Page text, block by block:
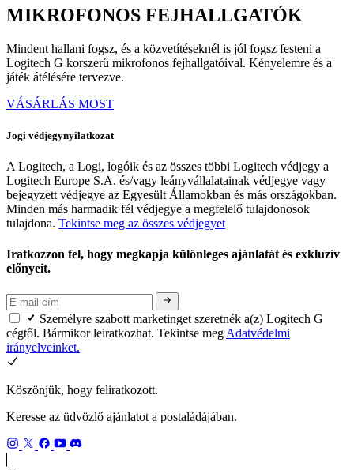
MIKROFONOS FEJHALLGATÓK
Mindent hallani fogsz, és a közvetítéseknél is jól fogsz festeni a
Logitech G korszerű mikrofonos fejhallgatóival. Kényelemre és a
játék átélésére tervezve.
VÁSÁRLÁS MOST
Jogi védjegynyilatkozat
A Logitech, a Logi, logóik és az összes többi Logitech védjegy a
Logitech Europe S.A. és/vagy leányvállalatainak védjegye vagy
bejegyzett védjegye az Egyesült Államokban és más országokban.
Minden más harmadik fél védjegye a megfelelő tulajdonosok
tulajdona. Tekintse meg az összes védjegyet
Iratkozzon fel, hogy megkapja különleges ajánlatát és exkluzív
előnyeit.
Személyre szabott marketinget szeretnék a(z) Logitech G
cégtől. Bármikor leiratkozhat. Tekintse meg Adatvédelmi
irányelveinket.
Köszönjük, hogy feliratkozott.
Keresse az üdvözlő ajánlatot a postaládájában.